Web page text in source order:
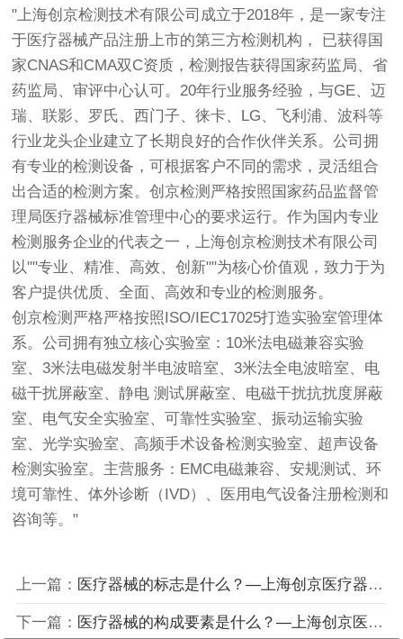
"上海创京检测技术有限公司成立于2018年，是一家专注
于医疗器械产品注册上市的第三方检测机构， 已获得国
家CNAS和CMA双C资质，检测报告获得国家药监局、省
药监局、审评中心认可。20年行业服务经验，与GE、迈
瑞、联影、罗氏、西门子、徕卡、LG、飞利浦、波科等
行业龙头企业建立了长期良好的合作伙伴关系。公司拥
有专业的检测设备，可根据客户不同的需求，灵活组合
出合适的检测方案。创京检测 严格按照国家药品监督管
理局医疗器械标准管理中心的要求运行。作为国内专业
检测服务企业的代表之一，上海创京检测技术有限公司
以""专业、精准、高效、创新""为核心价值观，致力于为
客户提供优质、全面、高效和专业的检测服务。
创京检测 严格严格按照ISO/IEC17025打造实验室管理体
系。公司拥有独立核心实验室：10米法电磁兼容实验
室、3米法电磁发射半电波暗室、3米法全电波暗室、电
磁干扰屏蔽室、静电 测试屏蔽室、电磁干扰抗扰度屏蔽
室、电气安全实验室、可靠性实验室、振动运输实验
室、光学实验室、高频手术设备检测实验室、超声设备
检测实验室。主营服务：EMC电磁兼容、安规测试、环
境可靠性、体外诊断（IVD）、医用电气设备注册检测和
咨询等。"
上一篇： 医疗器械的标志是什么？—上海创京医疗器械检测所
下一篇： 医疗器械的构成要素是什么？—上海创京医疗器械检测中心